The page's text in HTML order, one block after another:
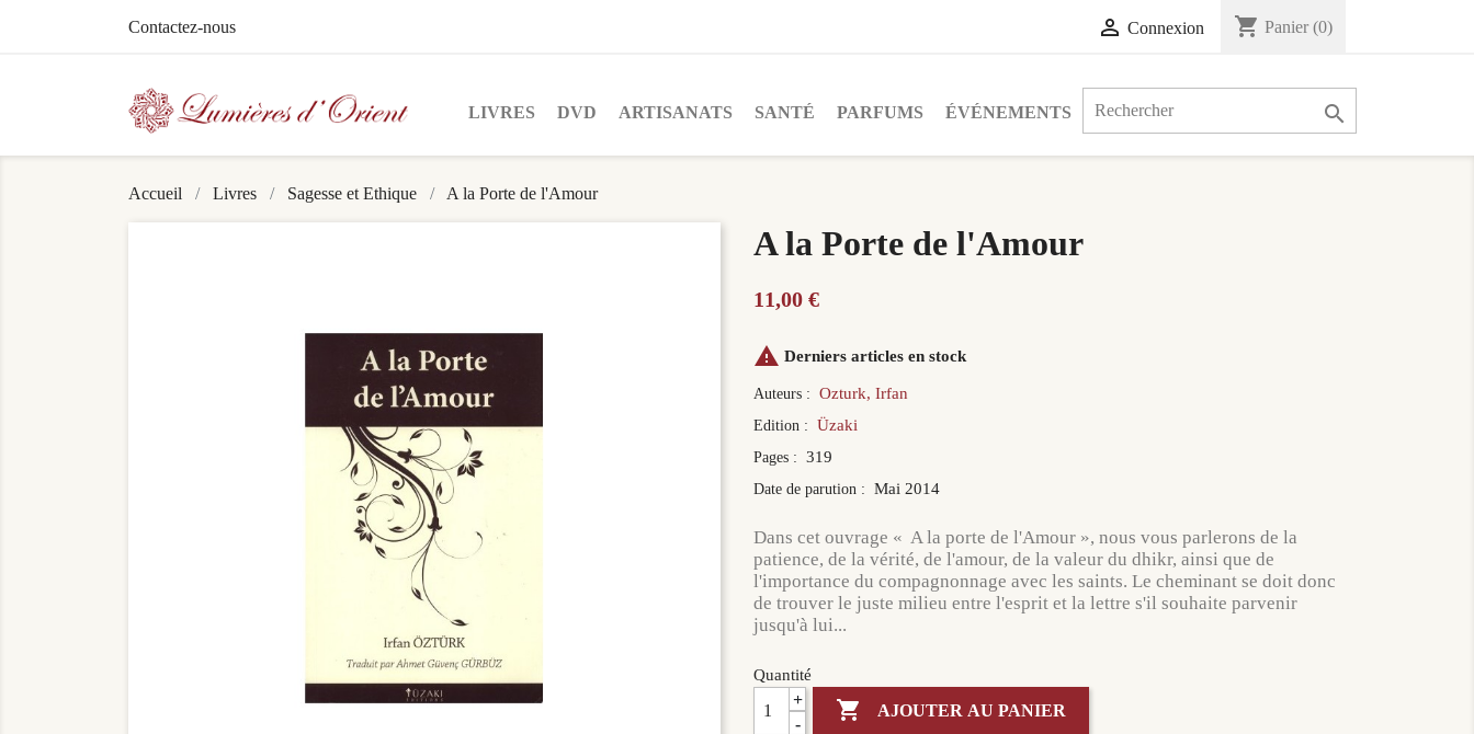
Contactez-nous  Connexion shopping_cart Panier (0)
LIVRES DVD ARTISANATS SANTÉ PARFUMS ÉVÉNEMENTS 
Accueil Livres Sagesse et Ethique A la Porte de l'Amour
A la Porte de l'Amour
11,00 €
 Derniers articles en stock
Auteurs : Ozturk, Irfan
Edition : Üzaki
Pages : 319
Date de parution : Mai 2014
Dans cet ouvrage « A la porte de l'Amour », nous vous parlerons de la
patience, de la vérité, de l'amour, de la valeur du dhikr, ainsi que de
l'importance du compagnonnage avec les saints. Le cheminant se doit donc
de trouver le juste milieu entre l'esprit et la lettre s'il souhaite parvenir
jusqu'à lui...
Quantité
+
-
 AJOUTER AU PANIER